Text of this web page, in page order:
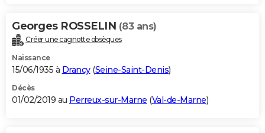
Georges ROSSELIN (83 ans)
Créer une cagnotte obsèques
Naissance
15/06/1935 à Drancy(Seine-Saint-Denis)
Décès
01/02/2019 au Perreux-sur-Marne (Val-de-Marne)